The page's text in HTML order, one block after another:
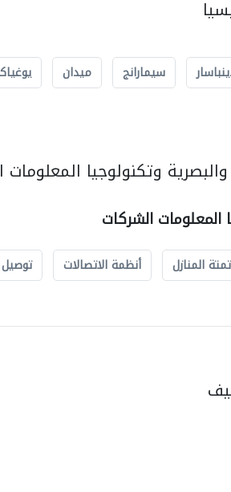
سيمارانج ميدان
وتكنولوجيا المعلومات
المعلومات الشركات
المنازل أنظمة الاتصالات